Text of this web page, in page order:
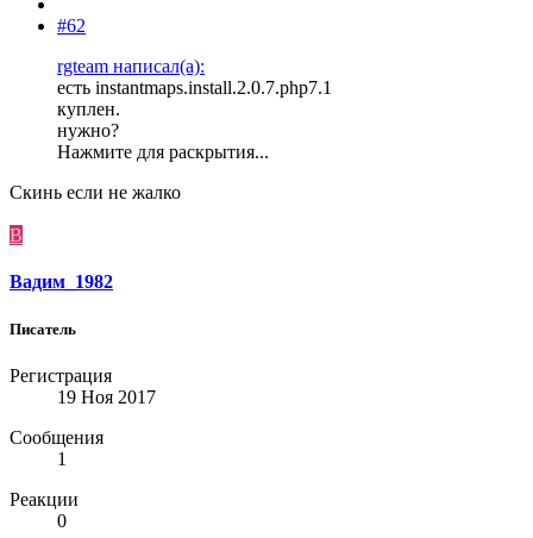
#62
rgteam написал(а):
есть instantmaps.install.2.0.7.php7.1
куплен.
нужно?
Нажмите для раскрытия...
Скинь если не жалко
В
Вадим_1982
Писатель
Регистрация
19 Ноя 2017
Сообщения
1
Реакции
0